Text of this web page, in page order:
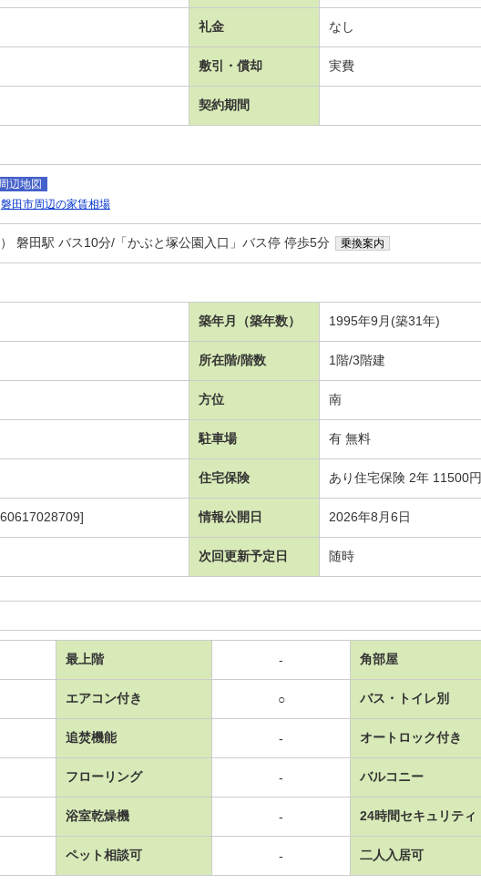
礼金 なし
敷引・償却 実費
契約期間
辺地図
磐田市周辺の家賃相場
磐田駅 バス10分/「かぶと塚公園入口」バス停 停歩5分 乗換案内
築年月（築年数） 1995年9月(築31年)
所在階/階数 1階/3階建
方位 南
駐車場 有 無料
住宅保険 あり住宅保険 2年 11500円
情報公開日 2026年8月6日
次回更新予定日 随時
最上階 - 角部屋
エアコン付き ○ バス・トイレ別
追焚機能 - オートロック付き
フローリング - バルコニー
浴室乾燥機 - 24時間セキュリティ
ペット相談可 - 二人入居可